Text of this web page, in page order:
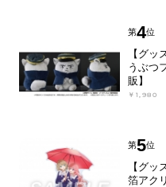
第4位
【グ
うぶつ
販】
￥1,980
第5位
【グ
箔アク